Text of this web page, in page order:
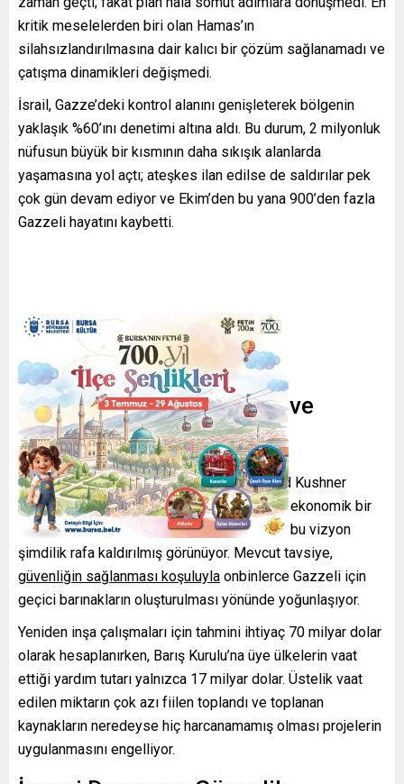
kritik meselelerden biri olan Hamas’ın
silahsızlandırılmasına dair kalıcı bir çözüm sağlanamadı ve
çatışma dinamikleri değişmedi.
İsrail, Gazze’deki kontrol alanını genişleterek bölgenin
yaklaşık %60’ını denetimi altına aldı. Bu durum, 2 milyonluk
nüfusun büyük bir kısmının daha sıkışık alanlarda
yaşamasına yol açtı; ateşkes ilan edilse de saldırılar pek
çok gün devam ediyor ve Ekim’den bu yana 900’den fazla
Gazzeli hayatını kaybetti.
Geri Kalan Plan Hedefleri ve
Finansman Açıkları
ABD Başkanı Donald Trump’ın damadı Jared Kushner
tarafından sunulan plan, Gazze’yi turistik ve ekonomik bir
merkeze dönüştürmeyi hedefliyordu; ancak bu vizyon
şimdilik rafa kaldırılmış görünüyor. Mevcut tavsiye,
güvenliğin sağlanması koşuluyla onbinlerce Gazzeli için
geçici barınakların oluşturulması yönünde yoğunlaşıyor.
Yeniden inşa çalışmaları için tahmini ihtiyaç 70 milyar dolar
olarak hesaplanırken, Barış Kurulu’na üye ülkelerin vaat
ettiği yardım tutarı yalnızca 17 milyar dolar. Üstelik vaat
edilen miktarın çok azı fiilen toplandı ve toplanan
kaynakların neredeyse hiç harcanamamış olması projelerin
uygulanmasını engelliyor.